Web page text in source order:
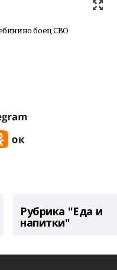
боец СВО
Рубрика "Еда и
напитки"